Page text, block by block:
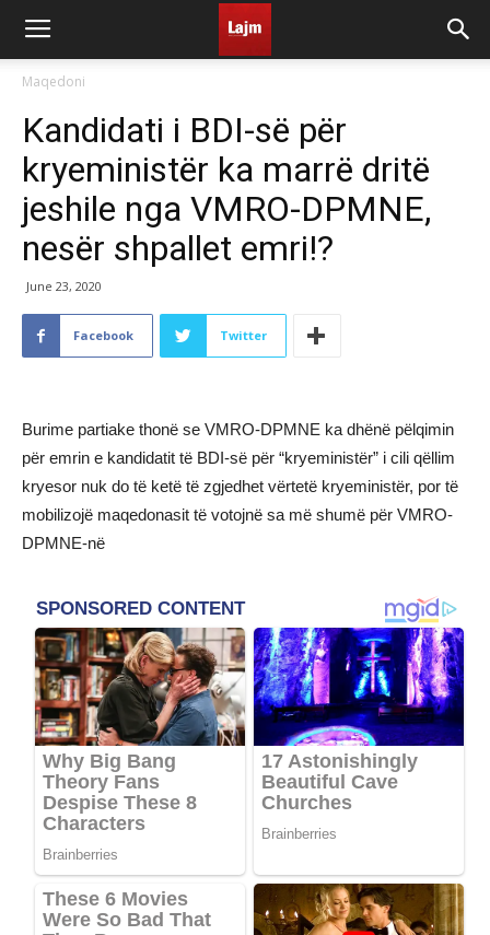
Maqedoni
Kandidati i BDI-së për
kryeministër ka marrë dritë
jeshile nga VMRO-DPMNE,
nesër shpallet emri!?
June 23, 2020
Facebook Twitter
Burime partiake thonë se VMRO-DPMNE ka dhënë pëlqimin
për emrin e kandidatit të BDI-së për “kryeministër” i cili qëllim
kryesor nuk do të ketë të zgjedhet vërtetë kryeministër, por të
mobilizojë maqedonasit të votojnë sa më shumë për VMRO-
DPMNE-në